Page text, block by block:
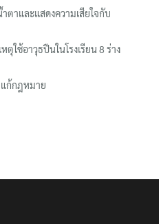
ตาและแสดงความเสียใจกับ
ใช้อาวุธปืนในโรงเรียน 8 ร่าง
ก้กฎหมาย